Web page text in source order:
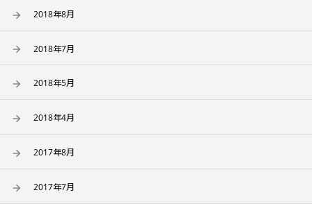
2018年8月
2018年7月
2018年5月
2018年4月
2017年8月
2017年7月